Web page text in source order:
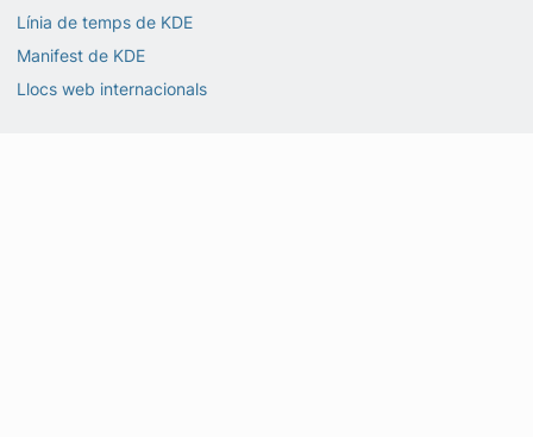
Línia de temps de KDE
Manifest de KDE
Llocs web internacionals